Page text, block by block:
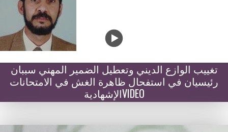
تغييب الوازع الديني وتعطيل الضمير المهني سببان
رئيسيان في استفحال ظاهرة الغش في الامتحانات
الإشهاديةVIDEO